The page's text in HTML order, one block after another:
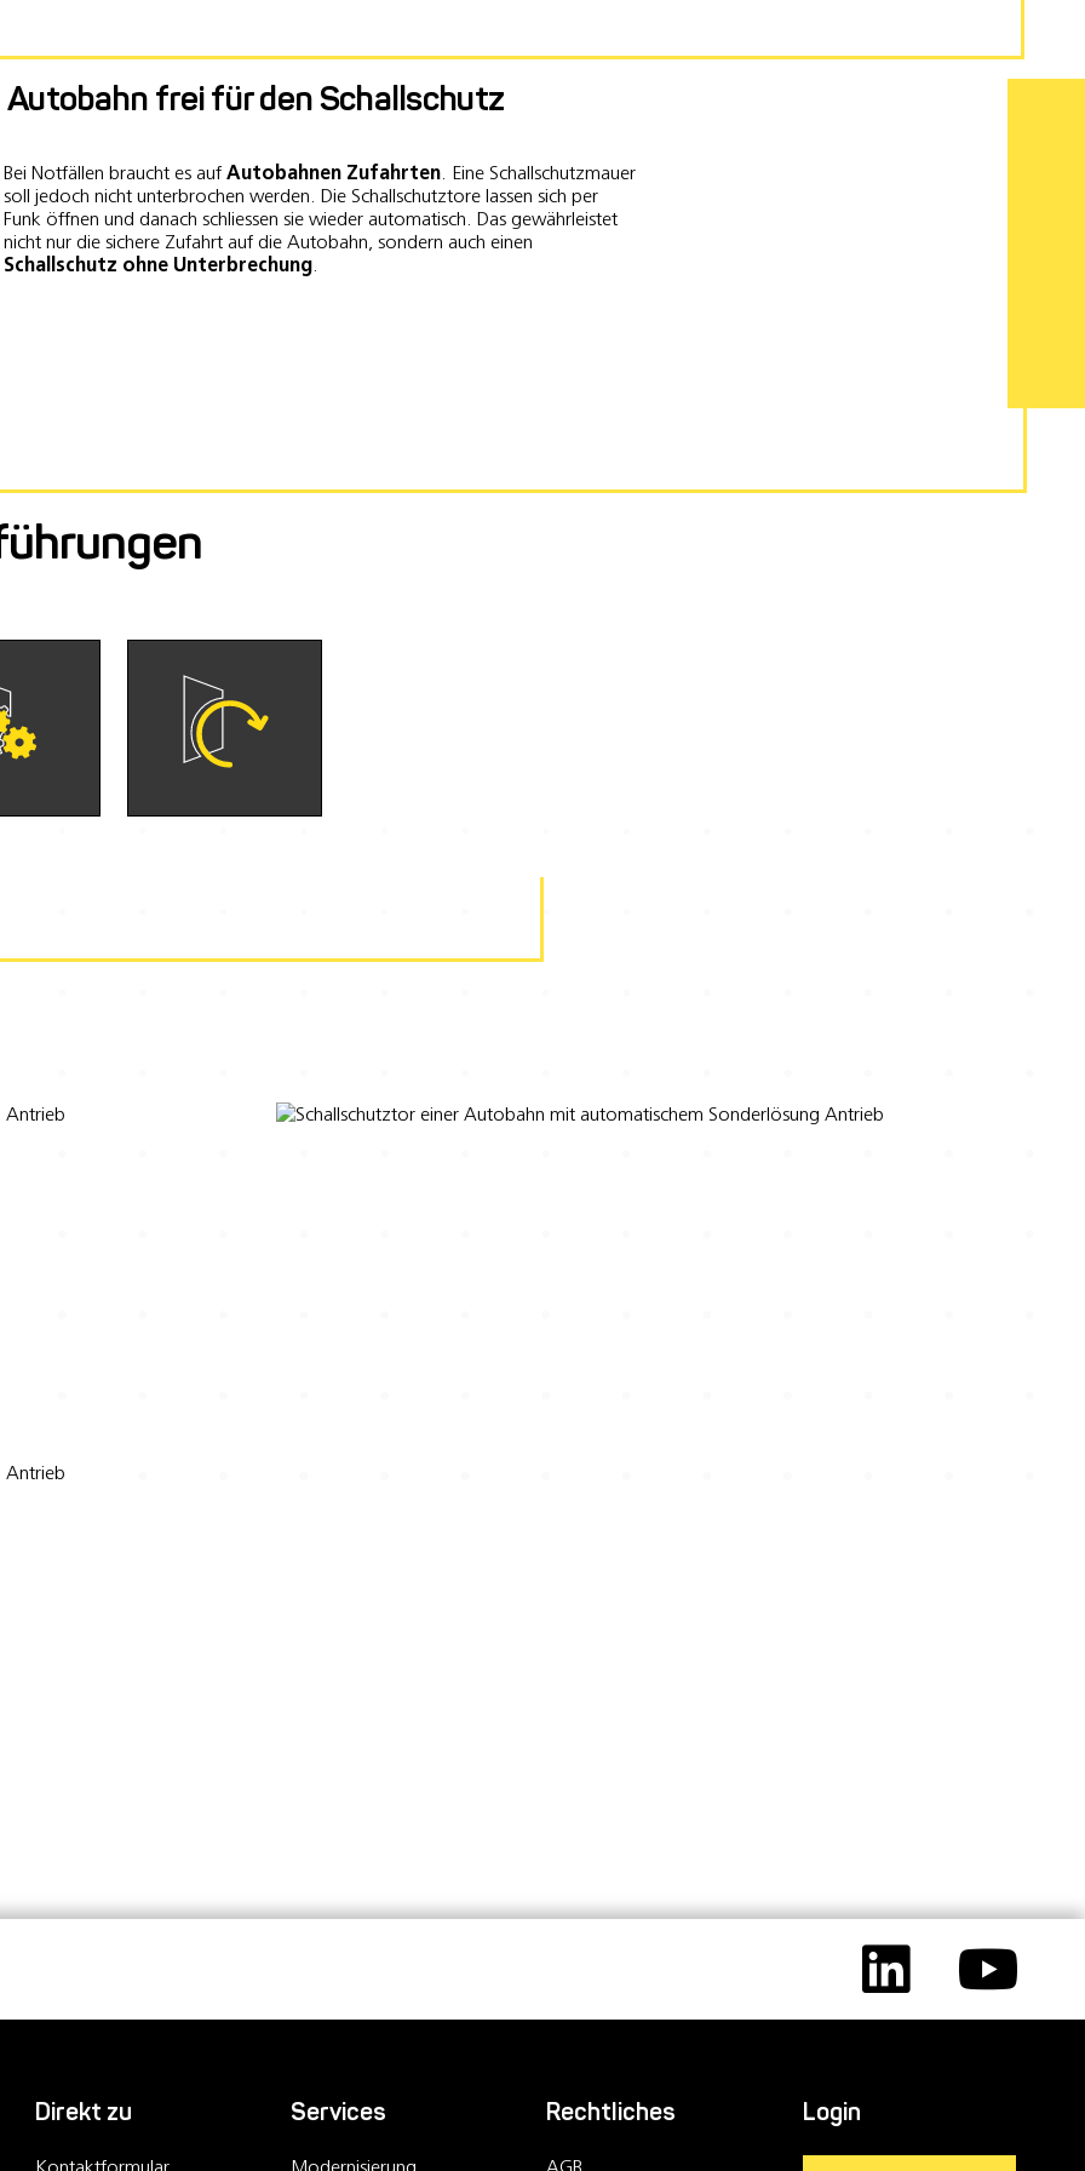
Autobahn frei für den Schallschutz
Bei Notfällen braucht es auf Autobahnen Zufahrten. Eine Schallschutzmauer
soll jedoch nicht unterbrochen werden. Die Schallschutztore lassen sich per
Funk öffnen und danach schliessen sie wieder automatisch. Das gewährleistet
nicht nur die sichere Zufahrt auf die Autobahn, sondern auch einen
Schallschutz ohne Unterbrechung.
Direkt zu Services Rechtliches Login